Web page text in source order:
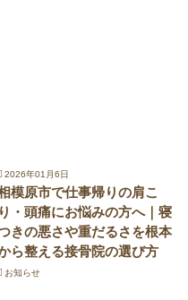
2026年01月6日
模原市で仕事帰りの肩こ
り・頭痛にお悩みの方へ｜寝
きの悪さや重だるさを根本
ら整える接骨院の選び方
お知らせ